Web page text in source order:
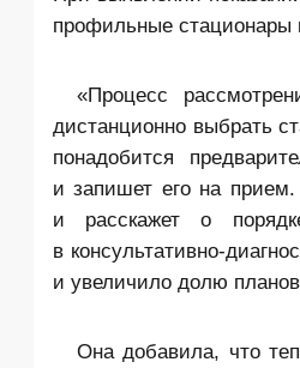
профильные стационары
«Процесс
дистанционно выбрать
понадобится
и запишет его на прием.
и расскажет о
в консультативно-
и увеличило долю
Она добавила, что